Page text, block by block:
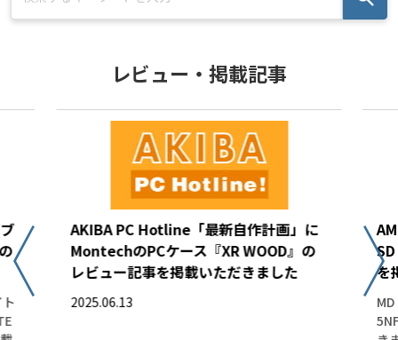
レビュー・掲載記事
AKIBA PC Hotline「最新自作計画」に
MontechのPCケース『XR WOOD』の
レビュー記事を掲載いただきました
2025.06.13
を